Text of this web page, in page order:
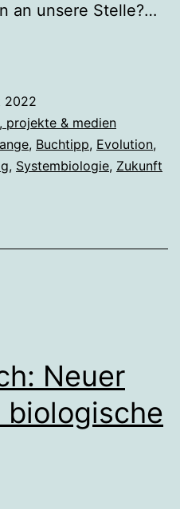
an unsere Stelle?…
2022
projekte & medien
, Buchtipp, Evolution,
, Systembiologie, Zukunft
Neuer
biologische